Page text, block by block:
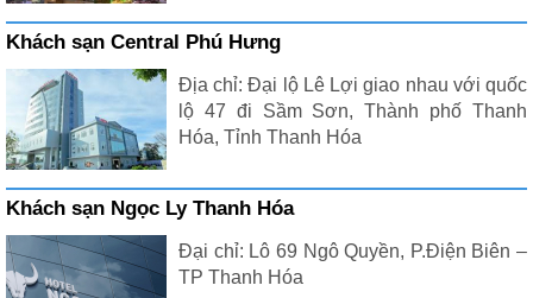
Khách sạn Central Phú Hưng
Địa chỉ: Đại lộ Lê Lợi giao nhau với quốc
lộ 47 đi Sầm Sơn, Thành phố Thanh
Hóa, Tỉnh Thanh Hóa
Khách sạn Ngọc Ly Thanh Hóa
Đại chỉ: Lô 69 Ngô Quyền, P.Điện Biên –
TP Thanh Hóa